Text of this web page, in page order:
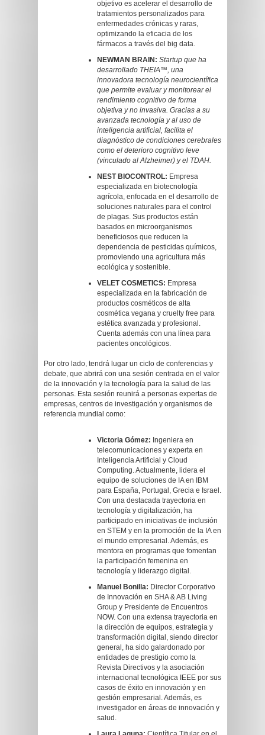
objetivo es acelerar el desarrollo de
tratamientos personalizados para
enfermedades crónicas y raras,
optimizando la eficacia de los
fármacos a través del big data.
NEWMAN BRAIN: Startup que ha
desarrollado THEIA™, una
innovadora tecnología neurocientífica
que permite evaluar y monitorear el
rendimiento cognitivo de forma
objetiva y no invasiva. Gracias a su
avanzada tecnología y al uso de
inteligencia artificial, facilita el
diagnóstico de condiciones cerebrales
como el deterioro cognitivo leve
(vinculado al Alzheimer) y el TDAH.
NEST BIOCONTROL: Empresa
especializada en biotecnología
agrícola, enfocada en el desarrollo de
soluciones naturales para el control
de plagas. Sus productos están
basados en microorganismos
beneficiosos que reducen la
dependencia de pesticidas químicos,
promoviendo una agricultura más
ecológica y sostenible.
VELET COSMETICS: Empresa
especializada en la fabricación de
productos cosméticos de alta
cosmética vegana y cruelty free para
estética avanzada y profesional.
Cuenta además con una línea para
pacientes oncológicos.
Por otro lado, tendrá lugar un ciclo de conferencias y
debate, que abrirá con una sesión centrada en el valor
de la innovación y la tecnología para la salud de las
personas. Esta sesión reunirá a personas expertas de
empresas, centros de investigación y organismos de
referencia mundial como:
Victoria Gómez: Ingeniera en
telecomunicaciones y experta en
Inteligencia Artificial y Cloud
Computing. Actualmente, lidera el
equipo de soluciones de IA en IBM
para España, Portugal, Grecia e Israel.
Con una destacada trayectoria en
tecnología y digitalización, ha
participado en iniciativas de inclusión
en STEM y en la promoción de la IA en
el mundo empresarial. Además, es
mentora en programas que fomentan
la participación femenina en
tecnología y liderazgo digital.
Manuel Bonilla: Director Corporativo
de Innovación en SHA & AB Living
Group y Presidente de Encuentros
NOW. Con una extensa trayectoria en
la dirección de equipos, estrategia y
transformación digital, siendo director
general, ha sido galardonado por
entidades de prestigio como la
Revista Directivos y la asociación
internacional tecnológica IEEE por sus
casos de éxito en innovación y en
gestión empresarial. Además, es
investigador en áreas de innovación y
salud.